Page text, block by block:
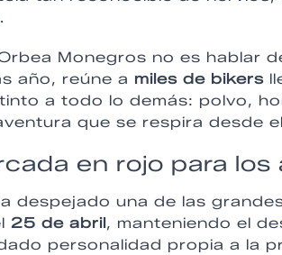
Monegros no es hablar
año, reúne a miles de bikers
a todo lo demás: polvo,
que se respira desde
en rojo para los
despejado una de las
25 de abril , manteniendo el
personalidad propia a la